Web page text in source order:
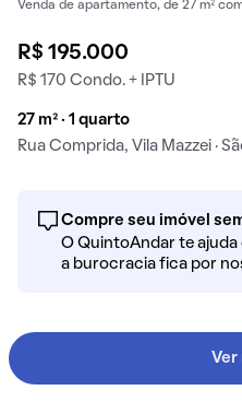
Venda de apartamento, de 27 m²
R$ 195.000
R$ 170 Condo. + IPTU
27 m² · 1 quarto
Rua Comprida, Vila Mazzei ·
Compre seu imóvel
O QuintoAndar te ajuda
a burocracia fica por
Ver